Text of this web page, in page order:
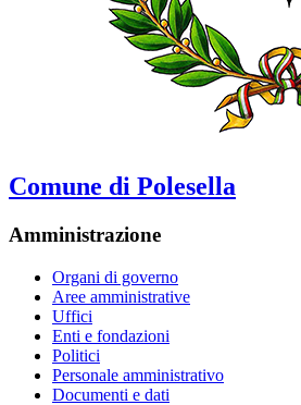
Comune di Polesella
Amministrazione
Organi di governo
Aree amministrative
Uffici
Enti e fondazioni
Politici
Personale amministrativo
Documenti e dati